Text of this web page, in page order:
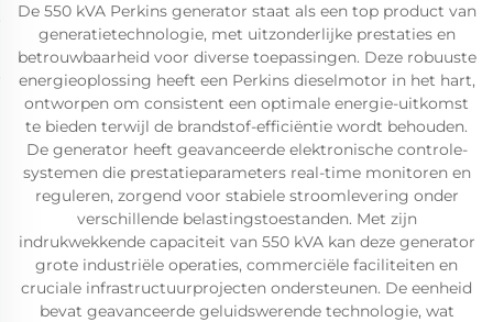
De 550 kVA Perkins generator staat als een top product van
generatietechnologie, met uitzonderlijke prestaties en
betrouwbaarheid voor diverse toepassingen. Deze robuuste
energieoplossing heeft een Perkins dieselmotor in het hart,
ontworpen om consistent een optimale energie-uitkomst
te bieden terwijl de brandstof-efficiëntie wordt behouden.
De generator heeft geavanceerde elektronische controle-
systemen die prestatieparameters real-time monitoren en
reguleren, zorgend voor stabiele stroomlevering onder
verschillende belastingstoestanden. Met zijn
indrukwekkende capaciteit van 550 kVA kan deze generator
grote industriële operaties, commerciële faciliteiten en
cruciale infrastructuurprojecten ondersteunen. De eenheid
bevat geavanceerde geluidswerende technologie, wat